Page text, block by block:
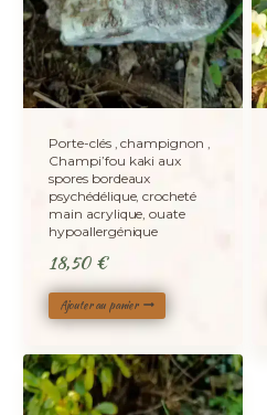
Porte-clés , champignon ,
Champi’fou kaki aux
spores bordeaux
psychédélique, crocheté
main acrylique, ouate
hypoallergénique
18,50 €
Ajouter au panier